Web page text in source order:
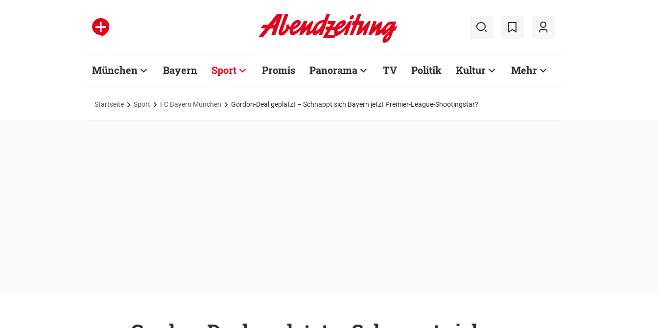
München Bayern Sport Promis Panorama TV Politik Kultur Mehr
Startseite Sport FC Bayern München Gordon-Deal geplatzt – Schnappt sich Bayern jetzt Premier-League-Shootingstar?